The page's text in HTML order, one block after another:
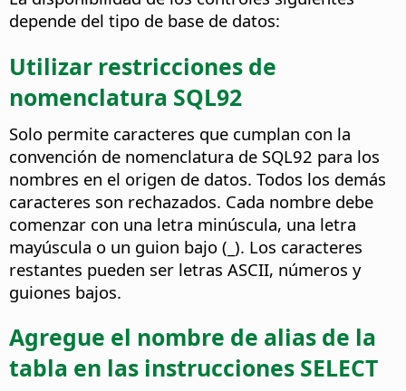
depende del tipo de base de datos:
Utilizar restricciones de
nomenclatura SQL92
Solo permite caracteres que cumplan con la
convención de nomenclatura de SQL92 para los
nombres en el origen de datos. Todos los demás
caracteres son rechazados. Cada nombre debe
comenzar con una letra minúscula, una letra
mayúscula o un guion bajo (_). Los caracteres
restantes pueden ser letras ASCII, números y
guiones bajos.
Agregue el nombre de alias de la
tabla en las instrucciones SELECT